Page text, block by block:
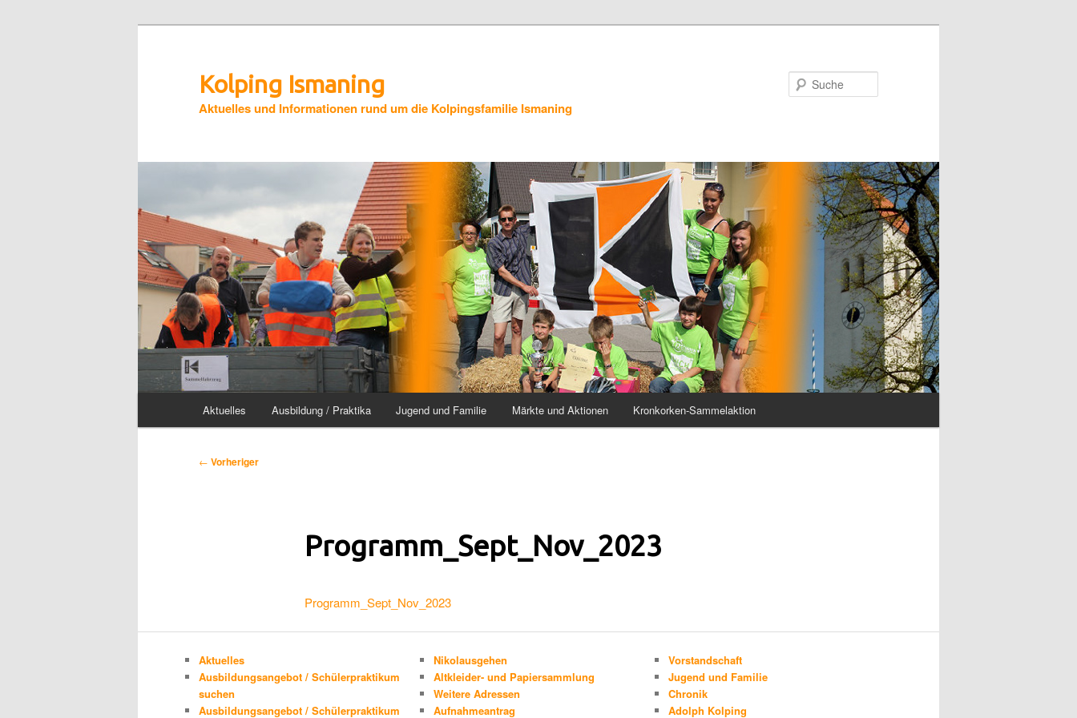
Kolping Ismaning
Aktuelles und Informationen rund um die Kolpingsfamilie Ismaning
HauptmenüAktuelles Ausbildung / Praktika Jugend und Familie Märkte und Aktionen Kronkorken-Sammelaktion
Beitragsnavigation
← Vorheriger
Programm_Sept_Nov_2023
Programm_Sept_Nov_2023
Aktuelles
Ausbildungsangebot / Schülerpraktikum
suchen
Ausbildungsangebot / Schülerpraktikum
Nikolausgehen
Altkleider- und Papiersammlung
Weitere Adressen
Aufnahmeantrag
Vorstandschaft
Jugend und Familie
Chronik
Adolph Kolping